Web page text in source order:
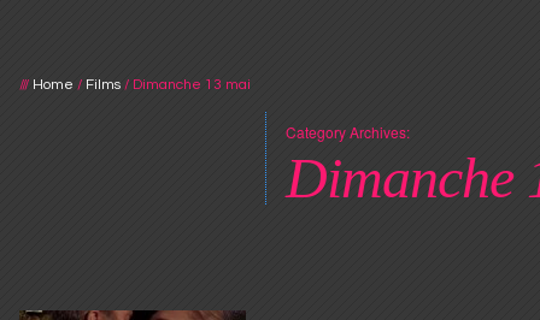
/// Home / Films / Dimanche 13 mai
Category Archives:
Dimanche